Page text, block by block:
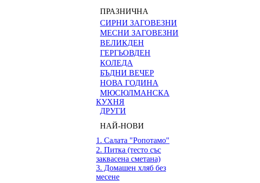
ПРАЗНИЧНА
СИРНИ ЗАГОВЕЗНИ
МЕСНИ ЗАГОВЕЗНИ
ВЕЛИКДЕН
ГЕРГЬОВДЕН
КОЛЕДА
БЪДНИ ВЕЧЕР
НОВА ГОДИНА
МЮСЮЛМАНСКА
КУХНЯ
ДРУГИ
НАЙ-НОВИ
1. Салата "Ропотамо"
2. Питка (тесто със
заквасена сметана)
3. Домашен хляб без
месене